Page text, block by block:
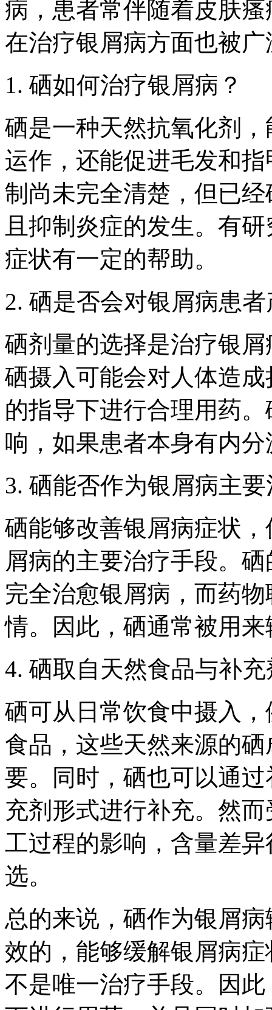
病，患者常伴随着皮肤
在治疗银屑病方面也被
1. 硒如何治疗银屑病？
硒是一种天然抗氧化剂
运作，还能促进毛发和
制尚未完全清楚，但已
且抑制炎症的发生。有
症状有一定的帮助。
2. 硒是否会对银屑病患
硒剂量的选择是治疗银
硒摄入可能会对人体造
的指导下进行合理用药
响，如果患者本身有内
3. 硒能否作为银屑病主
硒能够改善银屑病症状
屑病的主要治疗手段。
完全治愈银屑病，而药
情。因此，硒通常被用
4. 硒取自天然食品与补
硒可从日常饮食中摄入
食品，这些天然来源的
要。同时，硒也可以通过
充剂形式进行补充。然
工过程的影响，含量差
选。
总的来说，硒作为银屑
效的，能够缓解银屑病
不是唯一治疗手段。因